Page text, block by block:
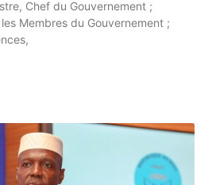
Chef du Gouvernement ;
Membres du Gouvernement ;